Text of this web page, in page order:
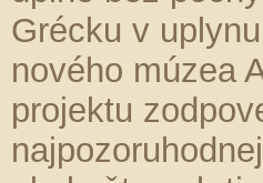
Grécku v
nového múzea
projektu